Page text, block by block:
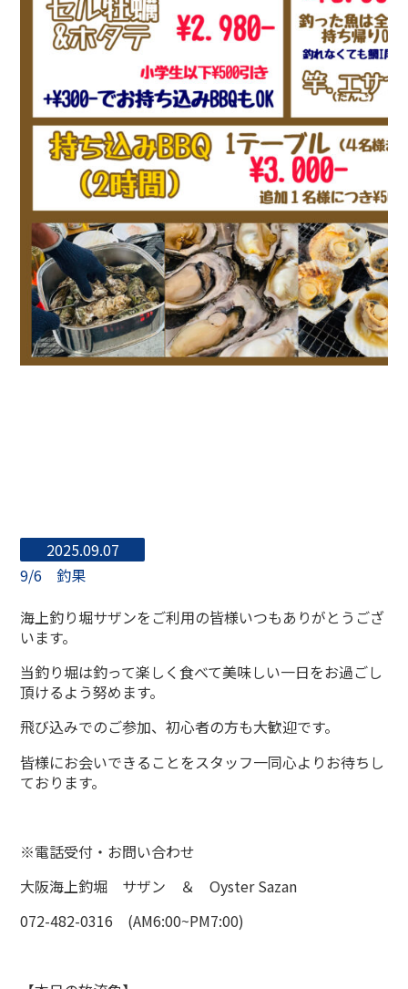
2025.09.07
9/6 釣果
海上釣り堀サザンをご利用の皆様いつもありがとうござ
います。
当釣り堀は釣って楽しく食べて美味しい一日をお過ごし
頂けるよう努めます。
飛び込みでのご参加、初心者の方も大歓迎です。
皆様にお会いできることをスタッフ一同心よりお待ちし
ております。
※電話受付・お問い合わせ
大阪海上釣堀 サザン ＆ Oyster Sazan
072-482-0316 (AM6:00~PM7:00)